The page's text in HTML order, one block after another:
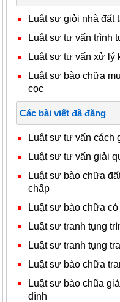
Luật sư giỏi nhà đất
Luật sư tư vấn trình
Luật sư tư vấn xử lý
Luật sư bào chữa
cọc
Các bài viết đã đăng
Luật sư tư vấn cách
Luật sư tư vấn giải
Luật sư bào chữa
chấp
Luật sư bào chữa
Luật sư tranh tụng
Luật sư tranh tụng
Luật sư bào chữa
Luật sư bào chũa
đình